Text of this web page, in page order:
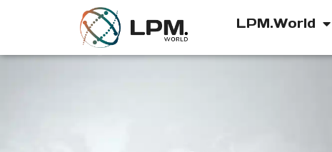
LPM.World